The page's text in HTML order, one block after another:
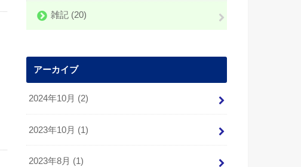
雑記 (20)
アーカイブ
2024年10月 (2)
2023年10月 (1)
2023年8月 (1)